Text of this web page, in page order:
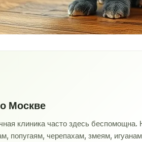
Москве
клиника часто здесь
попугаям, черепахам, змеям,